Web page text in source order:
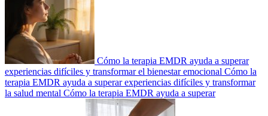
Cómo la terapia EMDR ayuda a superar
experiencias difíciles y transformar el bienestar emocional Cómo la
terapia EMDR ayuda a superar experiencias difíciles y transformar
la salud mental Cómo la terapia EMDR ayuda a superar